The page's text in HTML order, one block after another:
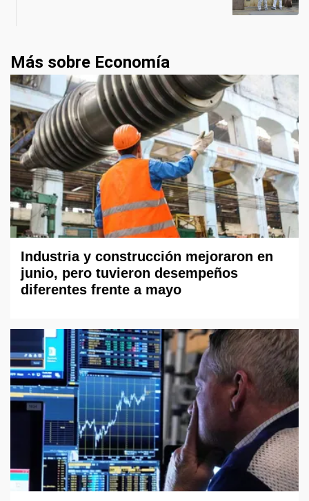
Más sobre Economía
Industria y construcción mejoraron en
junio, pero tuvieron desempeños
diferentes frente a mayo